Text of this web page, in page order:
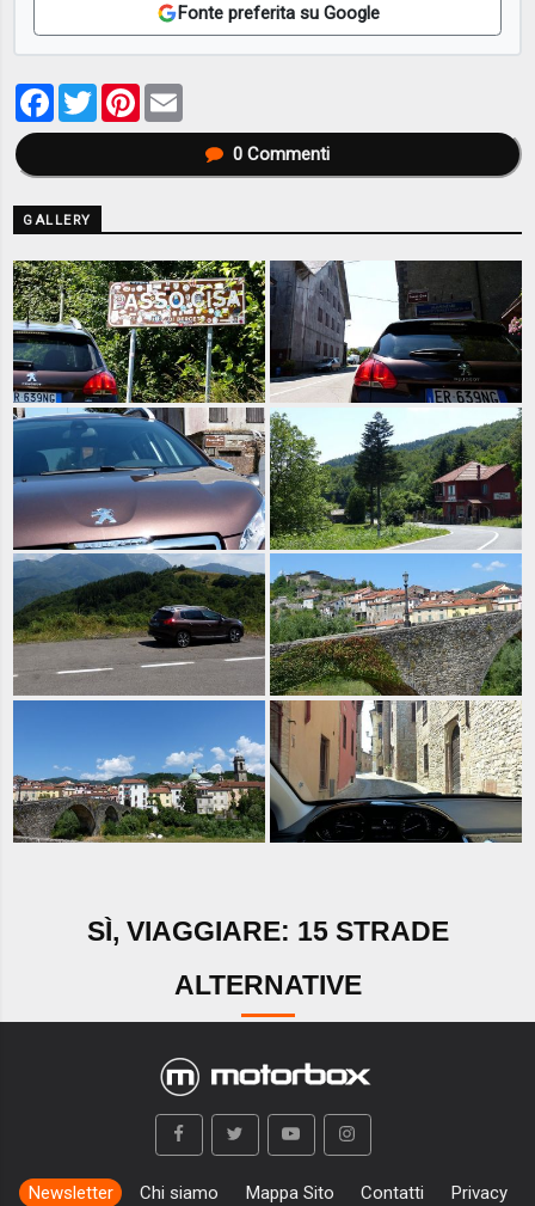
Fonte preferita su Google
Facebook
TwitterPinterest
0Commenti
GALLERY
SÌ, VIAGGIARE: 15 STRADE
ALTERNATIVE
Newsletter Chi siamo Mappa Sito Contatti Privacy